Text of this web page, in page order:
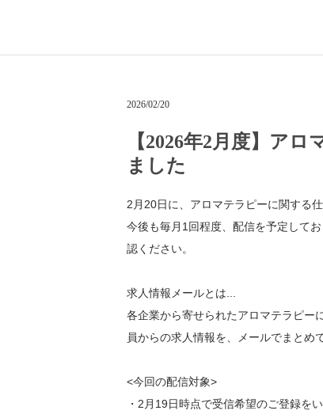
2026/02/20
【2026年2月度】ア
ました
2月20日に、アロマテラピーに関する
今後も毎月1回程度、配信を予定して
認ください。
求人情報メールとは...
各企業から寄せられたアロマテラピー
員からの求人情報を、メールでまとめ
<今回の配信対象>
・2月19日時点で受信希望のご登録を